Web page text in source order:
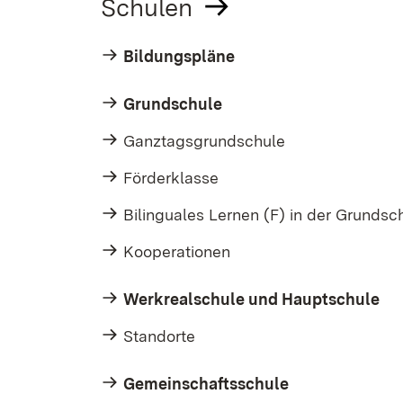
Schulen
Bildungspläne
Grundschule
Ganztagsgrundschule
Förderklasse
Bilinguales Lernen (F) in der
Kooperationen
Werkrealschule und Hauptschule
Standorte
Gemeinschaftsschule